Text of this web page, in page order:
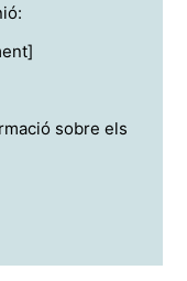
sobre els